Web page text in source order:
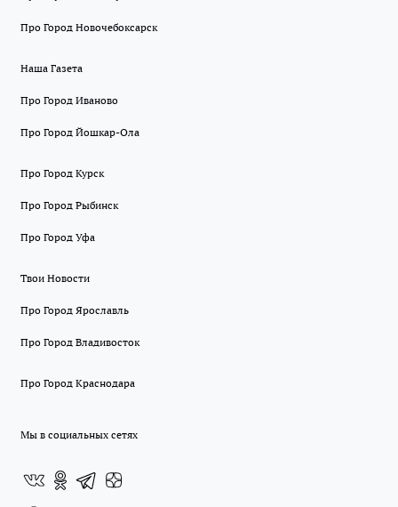
Про Город Новочебоксарск
Наша Газета
Про Город Иваново
Про Город Йошкар-Ола
Про Город Курск
Про Город Рыбинск
Про Город Уфа
Твои Новости
Про Город Ярославль
Про Город Владивосток
Про Город Краснодара
Мы в социальных сетях